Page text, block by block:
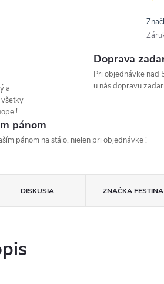
a
!
Doprava
Pri objednávke nad
u nás dopravu
pánom
pánom na stálo, nielen pri objednávke !
DISKUSIA ZNAČKAFESTINA